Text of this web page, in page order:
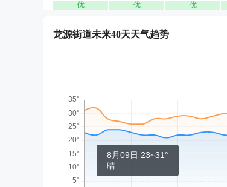
优
优
优
龙源街道未来40天天气趋势
8月09日 23~31°
晴